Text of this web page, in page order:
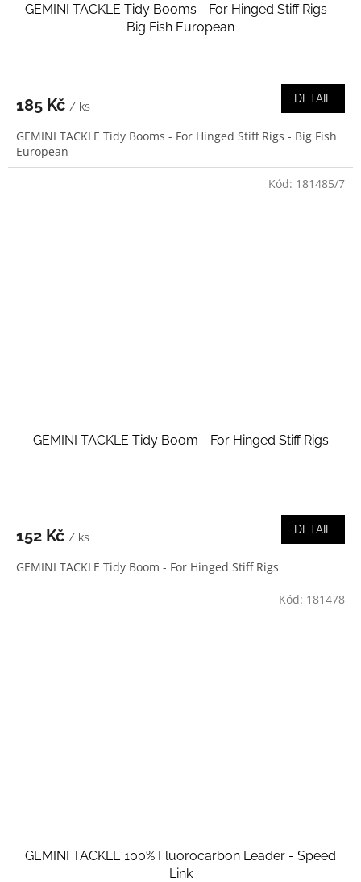
GEMINI TACKLE Tidy Booms - For Hinged Stiff Rigs -
Big Fish European
185 Kč / ks
DETAIL
GEMINI TACKLE Tidy Booms - For Hinged Stiff Rigs - Big Fish
European
GEMINI TACKLE Tidy Boom - For Hinged Stiff Rigs
152 Kč / ks
DETAIL
GEMINI TACKLE Tidy Boom - For Hinged Stiff Rigs
Kód: 181485/7
GEMINI TACKLE 100% Fluorocarbon Leader - Speed
Link
Kód: 181478